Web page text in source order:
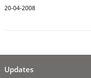
20-04-2008
Updates